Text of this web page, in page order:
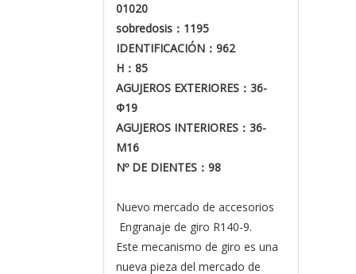
01020
sobredosis ：1195
IDENTIFICACIÓN ：962
H ：85
AGUJEROS EXTERIORES ：36-
Φ19
AGUJEROS INTERIORES ：36-
M16
Nº DE DIENTES ：98
Nuevo mercado de accesorios
Engranaje de giro R140-9.
Este mecanismo de giro es una
nueva pieza del mercado de